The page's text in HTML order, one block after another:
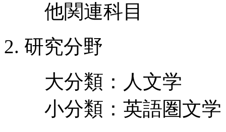
他関連科目
研究分野
大分類：人文学
小分類：英語圏文